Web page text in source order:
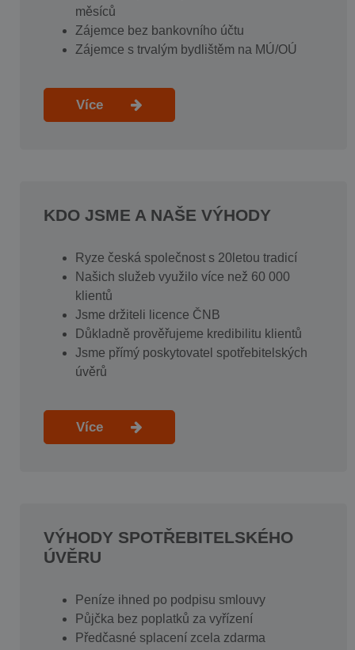
měsíců
Zájemce bez bankovního účtu
Zájemce s trvalým bydlištěm na MÚ/OÚ
Více
KDO JSME A NAŠE VÝHODY
Ryze česká společnost s 20letou tradicí
Našich služeb využilo více než 60 000
klientů
Jsme držiteli licence ČNB
Důkladně prověřujeme kredibilitu klientů
Jsme přímý poskytovatel spotřebitelských
úvěrů
Více
VÝHODY SPOTŘEBITELSKÉHO
ÚVĚRU
Peníze ihned po podpisu smlouvy
Půjčka bez poplatků za vyřízení
Předčasné splacení zcela zdarma